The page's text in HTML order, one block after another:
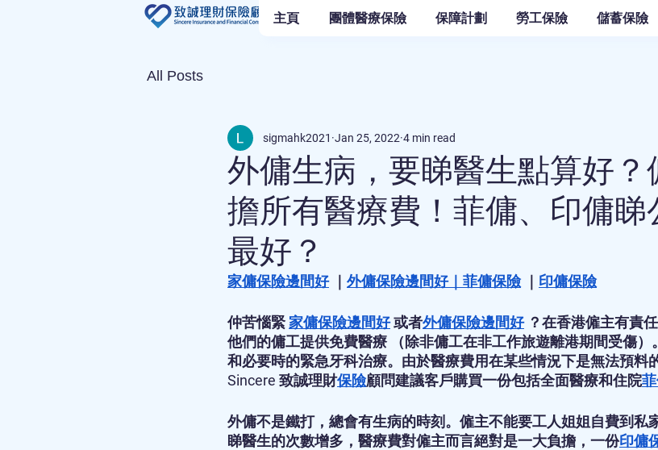
主頁 團體醫療保險 保障計劃 勞工保險 儲蓄保險
All Posts
外傭生病，要睇醫生點算好？
擔所有醫療費！菲傭、印傭睇
最好？
sigmahk2021 Jan 25, 2022 4 min read
家傭保險邊間好 ｜ 外傭保險邊間好｜ 菲傭保險 ｜ 印傭保險
仲苦惱緊 家傭保險邊間好 或者外傭保險邊間好 ？在香港僱主有責
他們的傭工提供免費醫療 （除非傭工在非工作旅遊離港期間受傷）
和必要時的緊急牙科治療。由於醫療費用在某些情況下是無法預料
Sincere 致誠理財保險顧問建議客戶購買一份包括全面醫療和住院
外傭不是鐵打，總會有生病的時刻。僱主不能要工人姐姐自費到私
睇醫生的次數增多，醫療費對僱主而言絕對是一大負擔，一份印傭